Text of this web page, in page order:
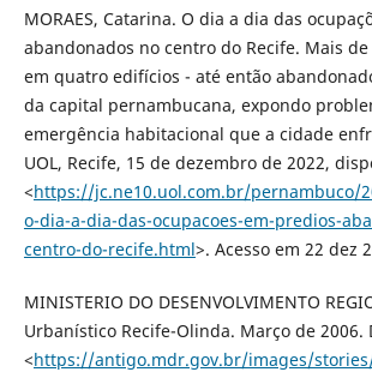
MORAES, Catarina. O dia a dia das
abandonados no centro do Recife. Mais
em quatro edifícios - até então
da capital pernambucana, expondo
emergência habitacional que a cidade
UOL, Recife, 15 de dezembro de 2022,
<https://jc.ne10.uol.com.br/pernambuco/
o-dia-a-dia-das-ocupacoes-em-predios-
centro-do-recife.html>. Acesso em 22 dez
MINISTERIO DO DESENVOLVIMΕNTO
Urbanístico Recife-Olinda. Março de 2006.
<https://antigo.mdr.gov.br/images/stories/